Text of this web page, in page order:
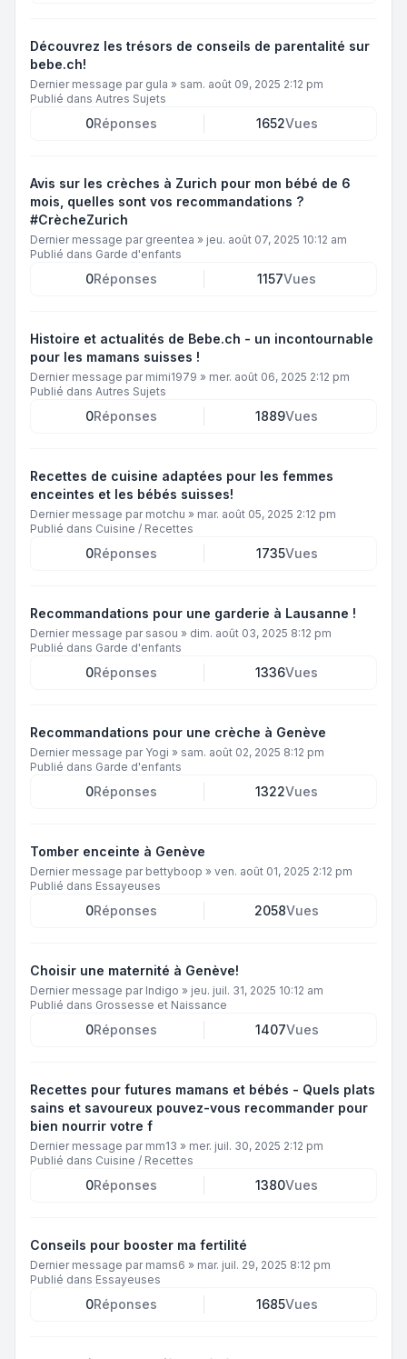
Découvrez les trésors de conseils de parentalité sur
bebe.ch!
Dernier message par gula » sam. août 09, 2025 2:12 pm
Publié dans Autres Sujets
0Réponses 1652Vues
Avis sur les crèches à Zurich pour mon bébé de 6
mois, quelles sont vos recommandations ?
#CrècheZurich
Dernier message par greentea » jeu. août 07, 2025 10:12 am
Publié dans Garde d'enfants
0Réponses 1157Vues
Histoire et actualités de Bebe.ch - un incontournable
pour les mamans suisses !
Dernier message par mimi1979 » mer. août 06, 2025 2:12 pm
Publié dans Autres Sujets
0Réponses 1889Vues
Recettes de cuisine adaptées pour les femmes
enceintes et les bébés suisses!
Dernier message par motchu » mar. août 05, 2025 2:12 pm
Publié dans Cuisine / Recettes
0Réponses 1735Vues
Recommandations pour une garderie à Lausanne !
Dernier message par sasou » dim. août 03, 2025 8:12 pm
Publié dans Garde d'enfants
0Réponses 1336Vues
Recommandations pour une crèche à Genève
Dernier message par Yogi » sam. août 02, 2025 8:12 pm
Publié dans Garde d'enfants
0Réponses 1322Vues
Tomber enceinte à Genève
Dernier message par bettyboop » ven. août 01, 2025 2:12 pm
Publié dans Essayeuses
0Réponses 2058Vues
Choisir une maternité à Genève!
Dernier message par Indigo » jeu. juil. 31, 2025 10:12 am
Publié dans Grossesse et Naissance
0Réponses 1407Vues
Recettes pour futures mamans et bébés - Quels plats
sains et savoureux pouvez-vous recommander pour
bien nourrir votre f
Dernier message par mm13 » mer. juil. 30, 2025 2:12 pm
Publié dans Cuisine / Recettes
0Réponses 1380Vues
Conseils pour booster ma fertilité
Dernier message par mams6 » mar. juil. 29, 2025 8:12 pm
Publié dans Essayeuses
0Réponses 1685Vues